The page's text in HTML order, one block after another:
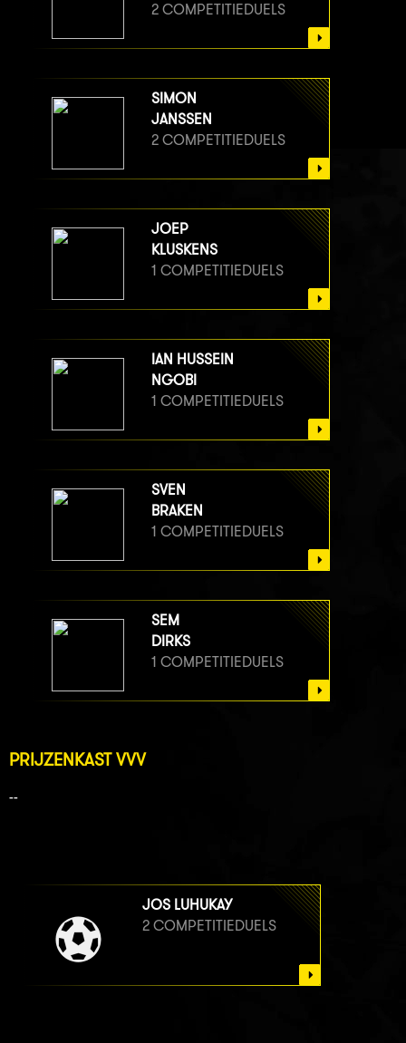
2 COMPETITIEDUELS
SIMON
JANSSEN
2 COMPETITIEDUELS
JOEP
KLUSKENS
1 COMPETITIEDUELS
IAN HUSSEIN
NGOBI
1 COMPETITIEDUELS
SVEN
BRAKEN
1 COMPETITIEDUELS
SEM
DIRKS
1 COMPETITIEDUELS
PRIJZENKAST VVV
--
JOS LUHUKAY
2 COMPETITIEDUELS